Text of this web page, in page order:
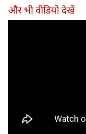
खरीदते
देना
और भी वीडियो देखें